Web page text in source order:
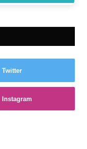
Twitter
Instagram